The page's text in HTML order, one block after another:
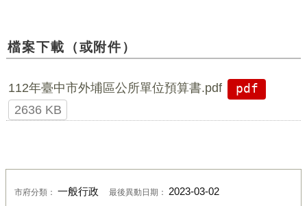
檔案下載（或附件）
112年臺中市外埔區公所單位預算書.pdf
pdf
2636 KB
市府分類： 一般行政 最後異動日期： 2023-03-02